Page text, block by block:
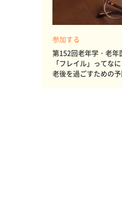
参加する
第152回老年学・老年
「フレイル」ってな
老後を過ごすための